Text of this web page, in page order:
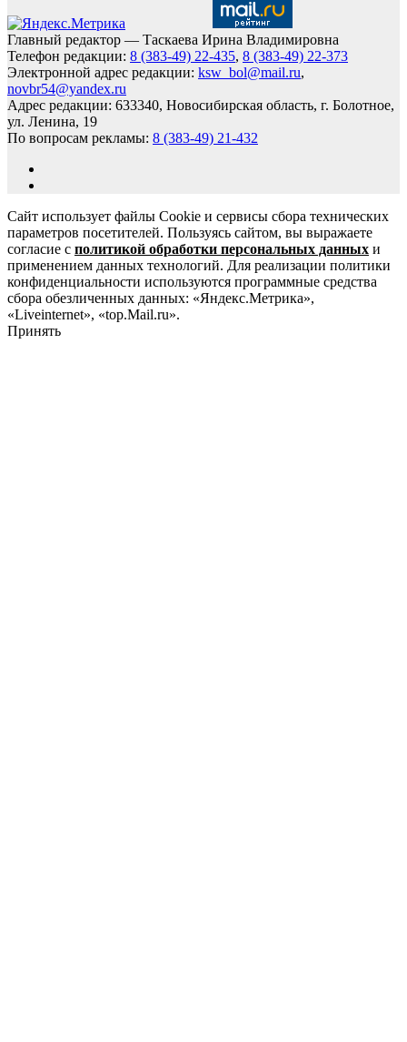
Главный редактор — Таскаева Ирина Владимировна
Телефон редакции: 8 (383-49) 22-435, 8 (383-49) 22-373
Электронной адрес редакции: ksw_bol@mail.ru,
novbr54@yandex.ru
Адрес редакции: 633340, Новосибирская область, г. Болотное,
ул. Ленина, 19
По вопросам рекламы: 8 (383-49) 21-432
Сайт использует файлы Cookie и сервисы сбора технических
параметров посетителей. Пользуясь сайтом, вы выражаете
согласие с политикой обработки персональных данных и
применением данных технологий. Для реализации политики
конфиденциальности используются программные средства
сбора обезличенных данных: «Яндекс.Метрика»,
«Liveinternet», «top.Mail.ru».
Принять